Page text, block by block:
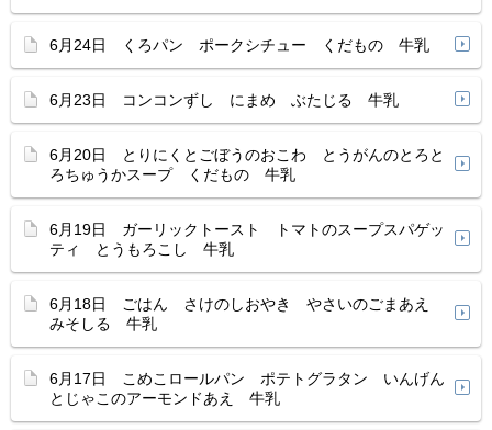
6月24日 くろパン ポークシチュー くだもの 牛乳
6月23日 コンコンずし にまめ ぶたじる 牛乳
6月20日 とりにくとごぼうのおこわ とうがんのとろと
ろちゅうかスープ くだもの 牛乳
6月19日 ガーリックトースト トマトのスープスパゲッ
ティ とうもろこし 牛乳
6月18日 ごはん さけのしおやき やさいのごまあえ
みそしる 牛乳
6月17日 こめこロールパン ポテトグラタン いんげん
とじゃこのアーモンドあえ 牛乳